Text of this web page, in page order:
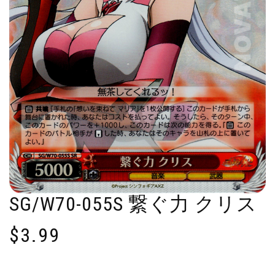
SG/W70-055S 繋ぐ力 クリス
$3.99